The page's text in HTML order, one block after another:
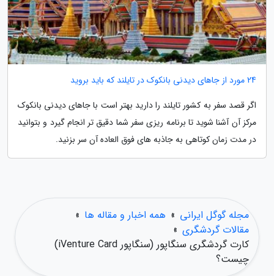
24 مورد از جاهای دیدنی بانکوک در تایلند که باید بروید
اگر قصد سفر به کشور تایلند را دارید بهتر است با جاهای دیدنی بانکوک
مرکز آن آشنا شوید تا برنامه ریزی سفر شما دقیق تر انجام گیرد و بتوانید
در مدت زمان کوتاهی به جاذبه های فوق العاده آن سر بزنید.
مجله گوگل ایرانی » همه اخبار و مقاله ها »
مقالات گردشگری »
کارت گردشگری سنگاپور (سنگاپور iVenture Card)
چیست؟